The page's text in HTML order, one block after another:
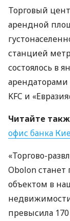
Торговый
арендной
станцией
состоялось в
арендаторами
KFC и
Читайте
офис банка
«Торгово-
Obolon
объектом в
превысила